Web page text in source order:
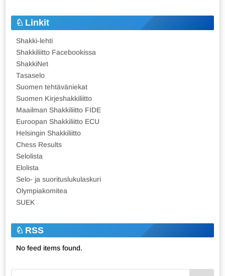
Linkit
Shakki-lehti
Shakkiliitto Facebookissa
ShakkiNet
Tasaselo
Suomen tehtäväniekat
Suomen Kirjeshakkiliitto
Maailman Shakkiliitto FIDE
Euroopan Shakkiliitto ECU
Helsingin Shakkiliitto
Chess Results
Selolista
Elolista
Selo- ja suorituslukulaskuri
Olympiakomitea
SUEK
RSS
No feed items found.